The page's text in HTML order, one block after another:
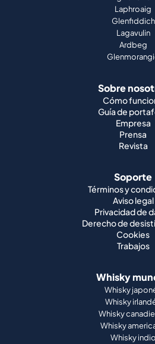
Laphroaig
Glenfiddich
Lagavulin
Ardbeg
Sobre
Cómo
Guía de
Empresa
Prensa
Revista
Soporte
Términos y
Aviso legal
Privacidad de
Derecho de
Cookies
Trabajos
Whisky
Whisky
Whisky
Whisky
Whisky
Whisky indio